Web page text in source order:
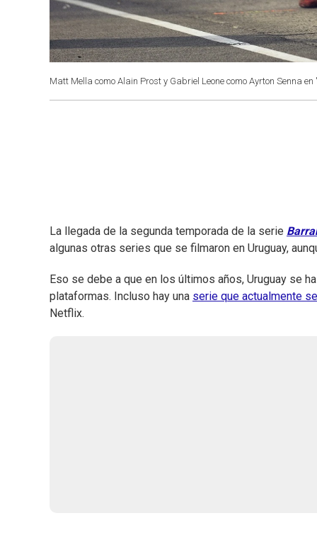
Matt Mella como Alain Prost y Gabriel Leone como Ayrton Senna en
La llegada de la segunda temporada de la serie
algunas otras series que se filmaron en Uruguay,
Eso se debe a que en los últimos años, Uruguay se
plataformas. Incluso hay una serie que actualmente
Netflix.